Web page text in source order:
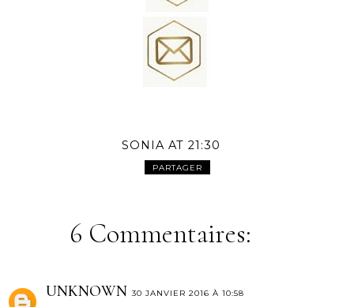
SONIA AT21:30
PARTAGER
6 Commentaires:
UNKNOWN 30 JANVIER 2016 À 10:58